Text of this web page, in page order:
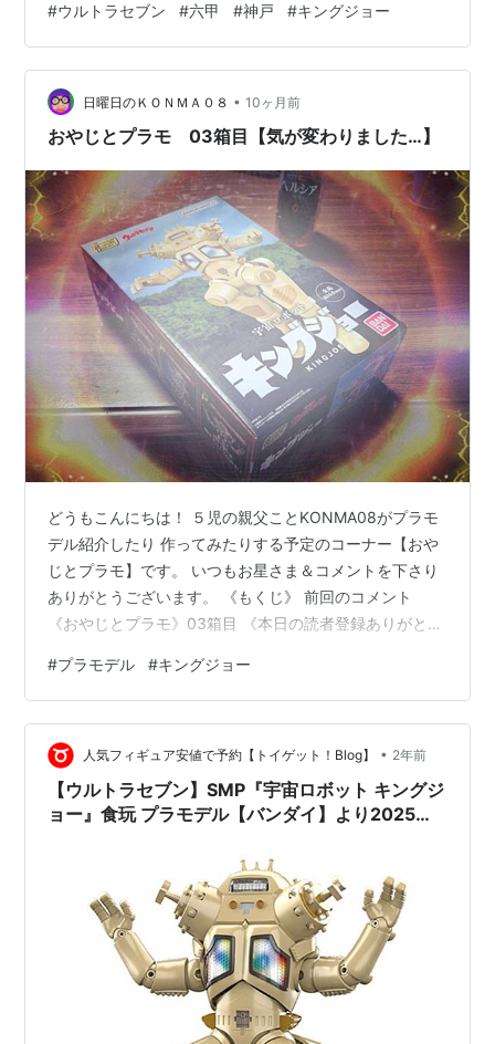
す。 怪しい男が上陸。 わたしゃ「まんじ党」の忍者かと
思いましたよ。 ちなみに最初の放送日は仮面の忍者赤影
第14話 謎のまんじ党 1967年7月5日ウルトラセブン 第13
話 ウルトラ警備隊西へ 前編 1968年1月7日 何で教会から
出てくるんですか？ 六甲のどの辺のロケなんでしょう
#ウルトラセブン #六甲 #神戸 #キングジョー
日曜日のＫＯＮＭＡ０８ • 10ヶ月前
おやじとプラモ 03箱目【気が変わりました…】
どうもこんにちは！ ５児の親父ことKONMA08がプラモ
デル紹介したり 作ってみたりする予定のコーナー【おや
じとプラモ】です。 いつもお星さま＆コメントを下さり
ありがとうございます。 《もくじ》 前回のコメント
《おやじとプラモ》03箱目 《本日の読者登録ありがとう
ント 前回のコメント konma08.hatenadiary.jp ねずみリ
ーダー(id:nezumileader)さん バイトいろいろとやったも
のですよー。適性なのか、単純作業が延々と続く系は合
わなかったのです(´Д｀)同じ時給なら合っている仕事を
選ぶに越したことはないのだと…
#プラモデル #キングジョー
人気フィギュア安値で予約【トイゲット！Blog】 • 2年前
【ウルトラセブン】SMP『宇宙ロボット キングジ
ョー』食玩 プラモデル【バンダイ】より2025年6